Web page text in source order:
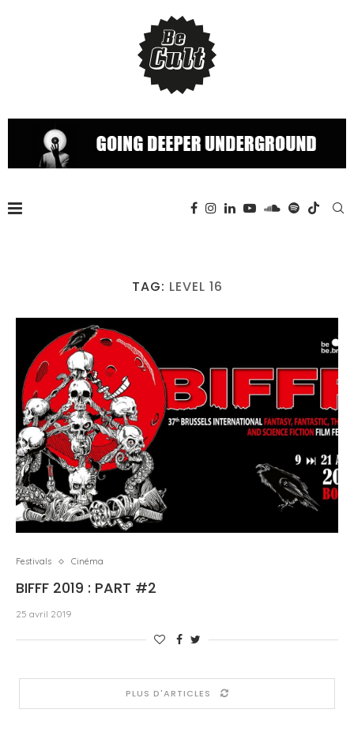
TAG: LEVEL 16
Festivals Cinéma
BIFFF 2019 : PART #2
25 avril 2019
PLUS D'ARTICLES